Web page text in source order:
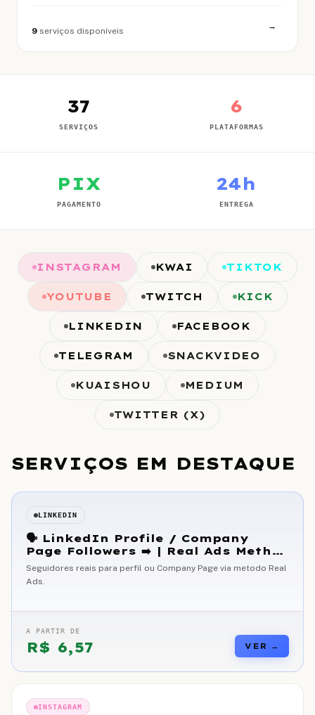
9 serviços disponíveis →
37
SERVIÇOS
6
PLATAFORMAS
PIX
PAGAMENTO
24h
ENTREGA
INSTAGRAM KWAI TIKTOK
YOUTUBE TWITCH KICK
LINKEDIN FACEBOOK
TELEGRAM SNACKVIDEO
KUAISHOU MEDIUM
TWITTER (X)
SERVIÇOS EM DESTAQUE
LINKEDIN
🗣 LinkedIn Profile / Company
Page Followers ➡️ | Real Ads Method
]
Seguidores reais para perfil ou Company Page via metodo Real
Ads.
A PARTIR DE
R$ 6,57 VER →
INSTAGRAM